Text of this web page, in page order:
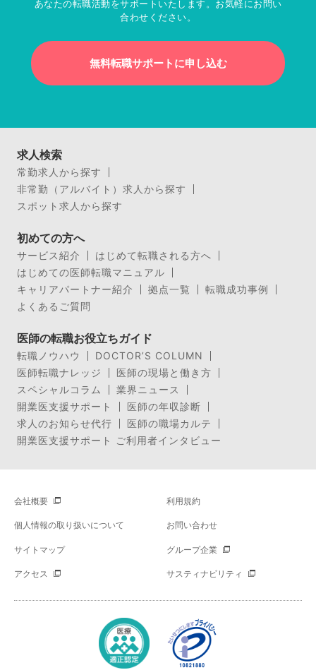
あなたの転職活動をサポートいたします。お気軽にお問い
合わせください。
無料転職サポートに申し込む
求人検索
常勤求人から探す
非常勤（アルバイト）求人から探す
スポット求人から探す
初めての方へ
サービス紹介
はじめて転職される方へ
はじめての医師転職マニュアル
キャリアパートナー紹介
拠点一覧
転職成功事例
よくあるご質問
医師の転職お役立ちガイド
転職ノウハウ
DOCTOR’S COLUMN
医師転職ナレッジ
医師の現場と働き方
スペシャルコラム
業界ニュース
開業医支援サポート
医師の年収診断
求人のお知らせ代行
医師の職場カルテ
開業医支援サポート ご利用者インタビュー
会社概要 利用規約
個人情報の取り扱いについて お問い合わせ
サイトマップ グループ企業
アクセス サスティナビリティ